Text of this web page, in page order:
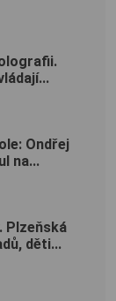
Ondřej
na...
Plzeňská
děti...